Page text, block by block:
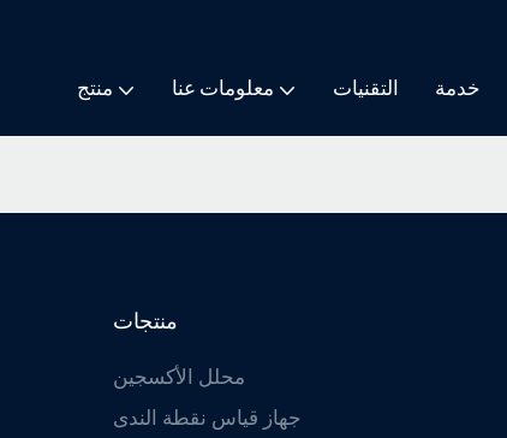
منتج معلومات عنا التقنيات خدمة
منتجات
محلل الأكسجين
جهاز قياس نقطة الندى